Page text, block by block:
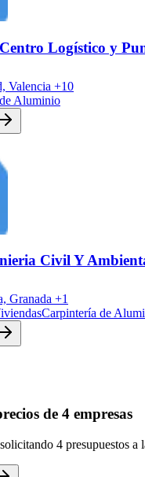
Logístico y
Valencia +10
Aluminio
Civil Y
Granada +1
Carpintería de
de 4 empresas
4 presupuestos a